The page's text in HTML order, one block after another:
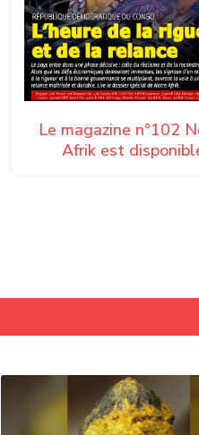
Le magazine n°102
Afrik est